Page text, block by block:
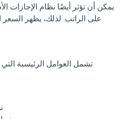
يمكن أن تؤثر أيضًا نظام الإجازات
على الراتب. لذلك، يظهر السعر
تشمل العوامل الرئيسية